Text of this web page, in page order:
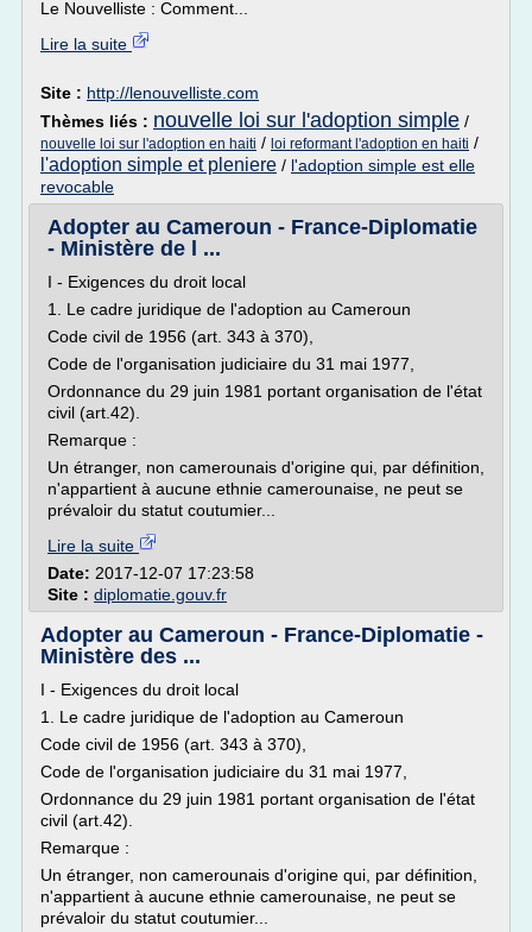
Le Nouvelliste : Comment...
Lire la suite
Site : http://lenouvelliste.com
Thèmes liés : nouvelle loi sur l'adoption simple /
nouvelle loi sur l'adoption en haiti / loi reformant l'adoption en haiti /
l'adoption simple et pleniere / l'adoption simple est elle
revocable
Adopter au Cameroun - France-Diplomatie
- Ministère de l ...
I - Exigences du droit local
1. Le cadre juridique de l'adoption au Cameroun
Code civil de 1956 (art. 343 à 370),
Code de l'organisation judiciaire du 31 mai 1977,
Ordonnance du 29 juin 1981 portant organisation de l'état
civil (art.42).
Remarque :
Un étranger, non camerounais d'origine qui, par définition,
n'appartient à aucune ethnie camerounaise, ne peut se
prévaloir du statut coutumier...
Lire la suite
Date: 2017-12-07 17:23:58
Site : diplomatie.gouv.fr
Adopter au Cameroun - France-Diplomatie -
Ministère des ...
I - Exigences du droit local
1. Le cadre juridique de l'adoption au Cameroun
Code civil de 1956 (art. 343 à 370),
Code de l'organisation judiciaire du 31 mai 1977,
Ordonnance du 29 juin 1981 portant organisation de l'état
civil (art.42).
Remarque :
Un étranger, non camerounais d'origine qui, par définition,
n'appartient à aucune ethnie camerounaise, ne peut se
prévaloir du statut coutumier...